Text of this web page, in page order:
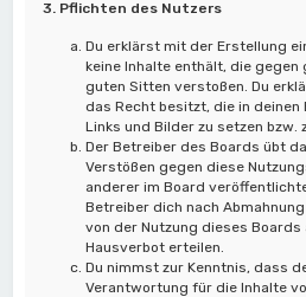
3. Pflichten des Nutzers
Du erklärst mit der Erstellung
keine Inhalte enthält, die
guten Sitten verstoßen. Du
das Recht besitzt, die in
Links und Bilder zu setzen bzw.
Der Betreiber des Boards übt
Verstößen gegen diese
anderer im Board
Betreiber dich nach
von der Nutzung dieses
Hausverbot erteilen.
Du nimmst zur Kenntnis, dass
Verantwortung für die Inhalte